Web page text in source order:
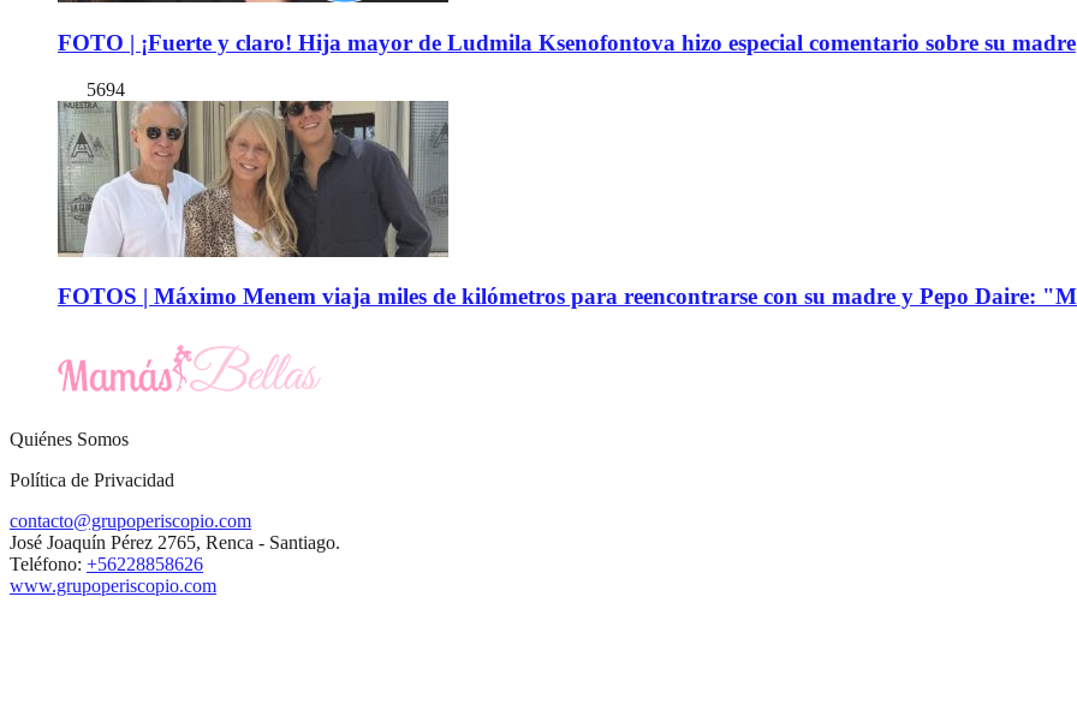
FOTO | ¡Fuerte y claro! Hija mayor de Ludmila Ksenofontova hizo especial comentario sobre su madre
5694
FOTOS | Máximo Menem viaja miles de kilómetros para reencontrarse con su madre y Pepo Daire:
Quiénes Somos
Política de Privacidad
contacto@grupoperiscopio.com
José Joaquín Pérez 2765, Renca - Santiago.
Teléfono: +56228858626
www.grupoperiscopio.com